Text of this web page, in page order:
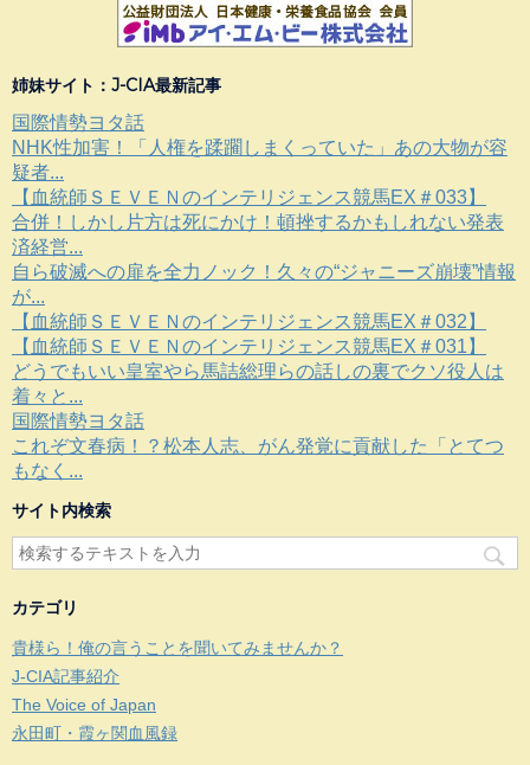
姉妹サイト：J-CIA最新記事
国際情勢ヨタ話
NHK性加害！「人権を蹂躙しまくっていた」あの大物が容
疑者...
【血統師ＳＥＶＥＮのインテリジェンス競馬EX＃033】
合併！しかし片方は死にかけ！頓挫するかもしれない発表
済経営...
自ら破滅への扉を全力ノック！久々の“ジャニーズ崩壊”情報
が...
【血統師ＳＥＶＥＮのインテリジェンス競馬EX＃032】
【血統師ＳＥＶＥＮのインテリジェンス競馬EX＃031】
どうでもいい皇室やら馬詰総理らの話しの裏でクソ役人は
着々と...
国際情勢ヨタ話
これぞ文春病！？松本人志、がん発覚に貢献した「とてつ
もなく...
サイト内検索
カテゴリ
貴様ら！俺の言うことを聞いてみませんか？
J-CIA記事紹介
The Voice of Japan
永田町・霞ヶ関血風録